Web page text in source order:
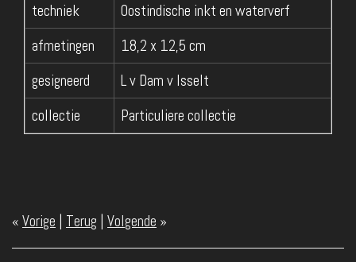
techniek
Oostindische inkt en waterverf
afmetingen
18,2 x 12,5 cm
gesigneerd
L v Dam v Isselt
collectie
Particuliere collectie
« Vorige | Terug | Volgende »